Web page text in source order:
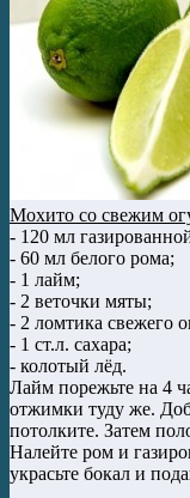
Мохито со свежим
- 120 мл
- 60 мл белого рома;
- 1 лайм;
- 2 веточки мяты;
- 2 ломтика свежего
- 1 ст.л. сахара;
- колотый лёд.
Лайм порежьте на 4
отжимки туду же.
потолките. Затем
Налейте ром и
украсьте бокал и